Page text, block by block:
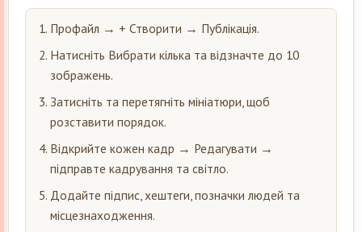
Профайл → + Створити → Публікація.
Натисніть Вибрати кілька та відзначте до 10
зображень.
Затисніть та перетягніть мініатюри, щоб
розставити порядок.
Відкрийте кожен кадр → Редагувати →
підправте кадрування та світло.
Додайте підпис, хештеги, позначки людей та
місцезнаходження.